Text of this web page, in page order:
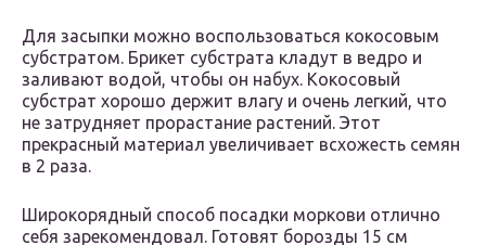
Для засыпки можно воспользоваться кокосовым
субстратом. Брикет субстрата кладут в ведро и
заливают водой, чтобы он набух. Кокосовый
субстрат хорошо держит влагу и очень легкий, что
не затрудняет прорастание растений. Этот
прекрасный материал увеличивает всхожесть семян
в 2 раза.
Широкорядный способ посадки моркови отлично
себя зарекомендовал. Готовят борозды 15 см